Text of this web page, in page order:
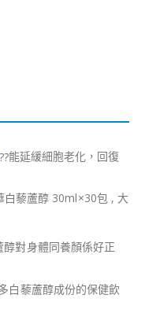
能延緩細胞老化，回復
白藜蘆醇 30ml×30包 , 大
對身體同養顏係好正
白藜蘆醇成份的保健飲